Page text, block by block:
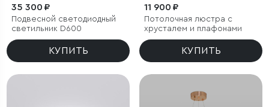
35 300 ₽
Подвесной светодиодный
светильник D600
КУПИТЬ
11 900 ₽
Потолочная люстра с
хрусталем и плафонами
КУПИТЬ